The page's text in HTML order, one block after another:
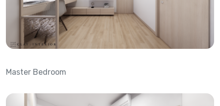
Master Bedroom